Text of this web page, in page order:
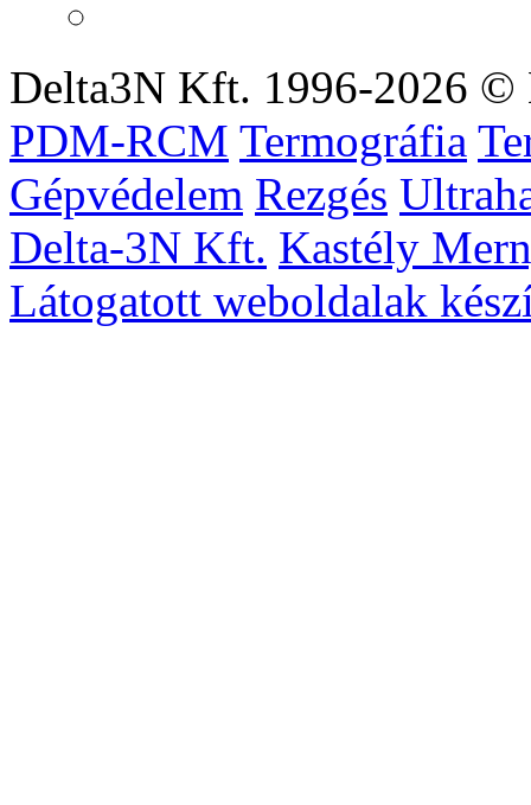
Delta3N Kft. 1996-2026 ©
PDM-RCM Termográfia
Gépvédelem Rezgés
Delta-3N Kft. Kastély
Látogatott weboldalak